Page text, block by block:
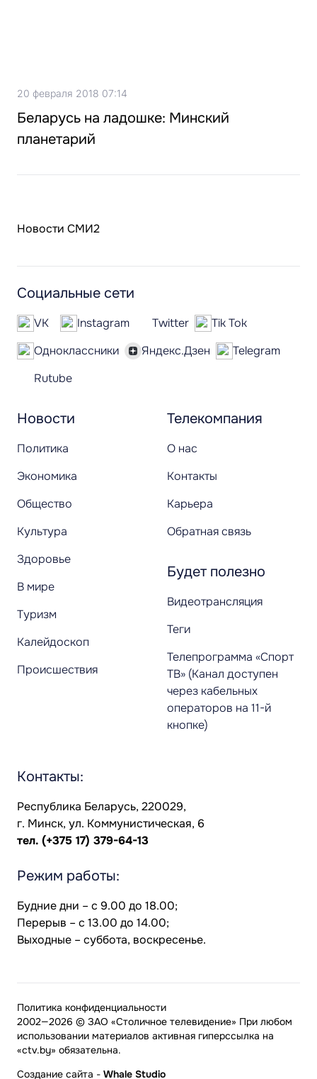
20 февраля 2018 07:14
Беларусь на ладошке: Минский
планетарий
Новости СМИ2
Новости
Политика
Экономика
Общество
Культура
Здоровье
В мире
Туризм
Калейдоскоп
Происшествия
Телекомпания
О нас
Контакты
Карьера
Обратная связь
Будет полезно
Видеотрансляция
Теги
Телепрограмма «Спорт
ТВ» (Канал доступен
через кабельных
операторов на 11-й
кнопке)
Социальные сети
VK Instagram Twitter
Tik Tok
Одноклассники
Яндекс.Дзен
Telegram
Rutube
Контакты:
Республика Беларусь, 220029,
г. Минск, ул. Коммунистическая, 6
тел. (+375 17) 379-64-13
Режим работы:
Будние дни – с 9.00 до 18.00;
Перерыв – с 13.00 до 14.00;
Выходные – суббота, воскресенье.
2002—2026 © ЗАО «Столичное телевидение» При любом
использовании материалов активная гиперссылка на
«ctv.by» обязательна.
Политика конфиденциальности
Создание сайта - Whale Studio